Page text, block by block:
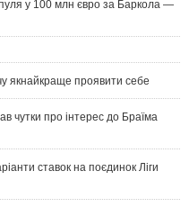
у 100 млн євро за Баркола —
якнайкраще проявити себе
чутки про інтерес до Браїма
ставок на поєдинок Ліги